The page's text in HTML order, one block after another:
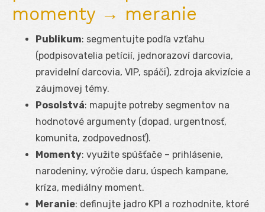
momenty → meranie
Publikum: segmentujte podľa vzťahu
(podpisovatelia petícií, jednorazoví darcovia,
pravidelní darcovia, VIP, spáči), zdroja akvizície a
záujmovej témy.
Posolstvá: mapujte potreby segmentov na
hodnotové argumenty (dopad, urgentnosť,
komunita, zodpovednosť).
Momenty: využite spúšťače – prihlásenie,
narodeniny, výročie daru, úspech kampane,
kríza, mediálny moment.
Meranie: definujte jadro KPI a rozhodnite, ktoré